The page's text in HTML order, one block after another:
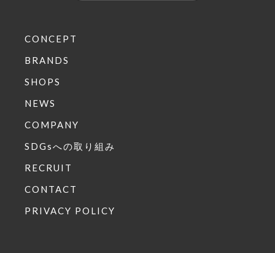
CONCEPT
BRANDS
SHOPS
NEWS
COMPANY
SDGsへの取り組み
RECRUIT
CONTACT
PRIVACY POLICY